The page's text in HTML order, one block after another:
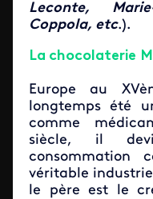
Leconte,
Coppola, etc.).
La chocolaterie
Europe au
longtemps été
comme
siècle, il
consommation
véritable
le père est le